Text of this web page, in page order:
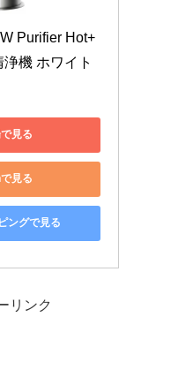
Purifier Hot+
機 ホワイト
見る
見る
ングで見る
リンク